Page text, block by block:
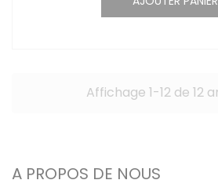
Affichage 1-12 de 12
A PROPOS DE NOUS